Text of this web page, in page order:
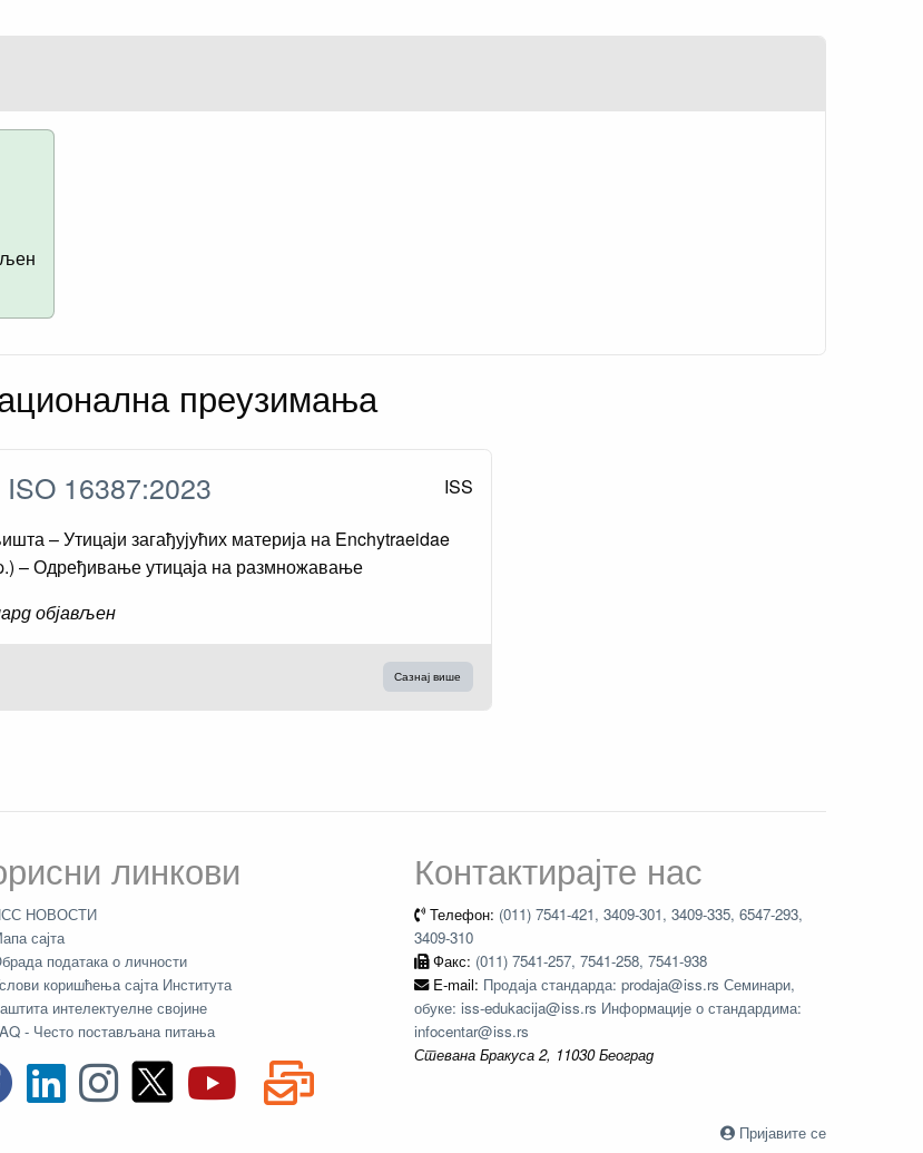
преузимања
16387:2023 ISS
– Утицаји загађујућих материја на Enchytraeidae
– Одређивање утицаја на размножавање
објављен
Сазнај више
линкови
НОВОСТИ
сајта
података о личности
коришћења сајта Института
интелектуелне својине
- Често постављана питања
Контактирајте нас
Телефон: (011) 7541-421, 3409-301, 3409-335, 6547-293,
3409-310
Факс: (011) 7541-257, 7541-258, 7541-938
E-mail: Продаја стандарда: prodaja@iss.rs Семинари,
обуке: iss-edukacija@iss.rs Информације о стандардима:
infocentar@iss.rs
Стевана Бракуса 2, 11030 Београд
Пријавите се